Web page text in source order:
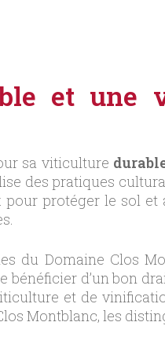
et une
sa viticulture
des pratiques
protéger le sol
du Domaine Clos
d’un bon
et de
Montblanc, les